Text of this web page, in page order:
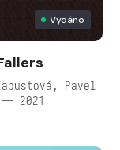
Vydáno
Pavel
2021